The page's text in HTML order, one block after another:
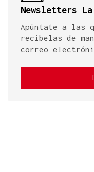
Newsletters La
Apúntate a las
recíbelas de
correo